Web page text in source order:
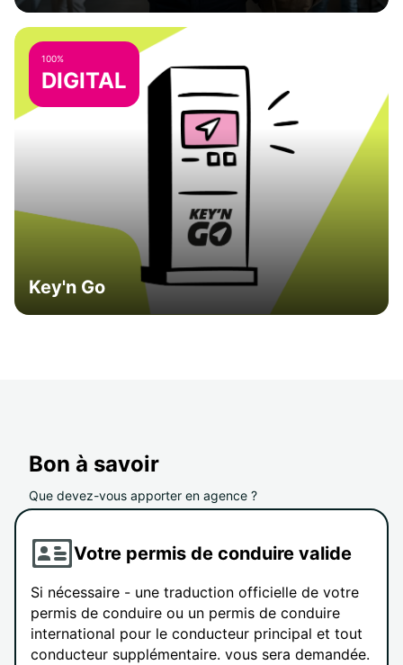
100%
DIGITAL
Key'n Go
Bon à savoir
Que devez-vous apporter en agence ?
Votre permis de conduire valide
Si nécessaire - une traduction officielle de votre
permis de conduire ou un permis de conduire
international pour le conducteur principal et tout
conducteur supplémentaire. vous sera demandée.